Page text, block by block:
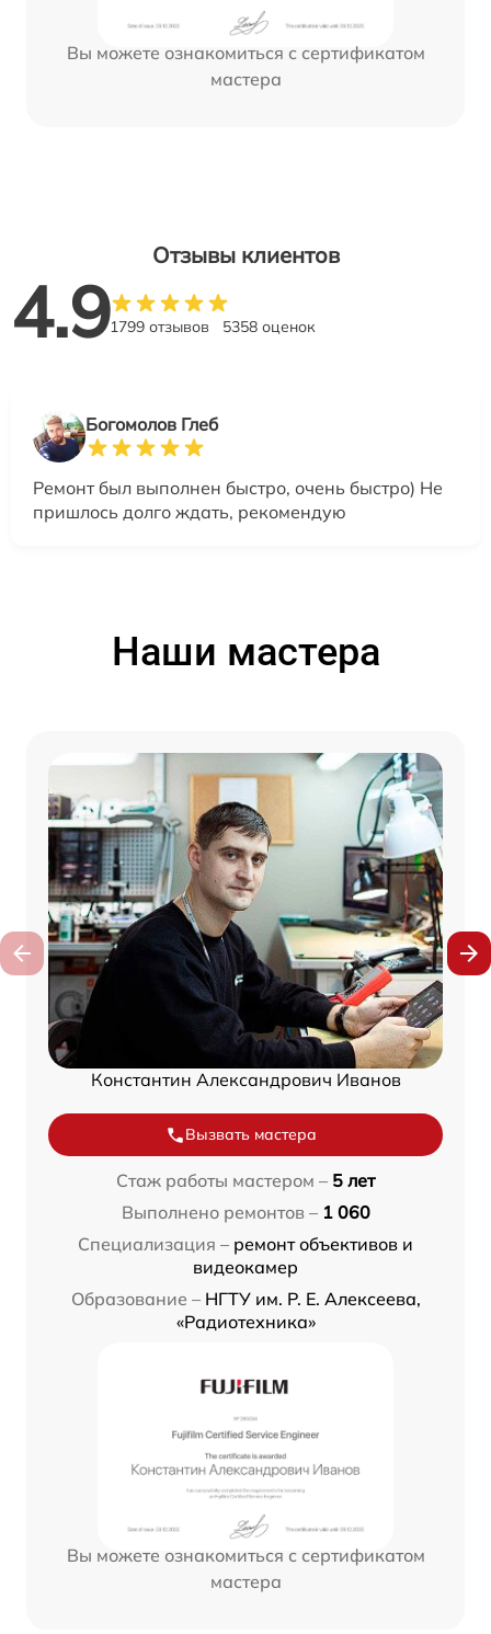
Вы можете ознакомиться с сертификатом
мастера
Отзывы клиентов
4.91799 отзывов 5358 оценок
Богомолов Глеб
Ремонт был выполнен быстро, очень быстро) Не
пришлось долго ждать, рекомендую
Наши мастера
Константин Александрович Иванов
Вызвать мастера
Стаж работы мастером – 5 лет
Выполнено ремонтов – 1 060
Специализация – ремонт объективов и
видеокамер
Образование – НГТУ им. Р. Е. Алексеева,
«Радиотехника»
Вы можете ознакомиться с сертификатом
мастера